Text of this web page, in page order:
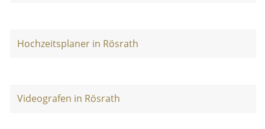
Hochzeitsplaner in Rösrath
Videografen in Rösrath